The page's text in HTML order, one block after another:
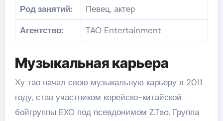
Род занятий:
Певец, актер
Агентство:
TAO Entertainment
Музыкальная карьера
Ху тао начал свою музыкальную карьеру в 2011
году, став участником корейско-китайской
бойгруппы EXO под псевдонимом Z.Tao. Группа